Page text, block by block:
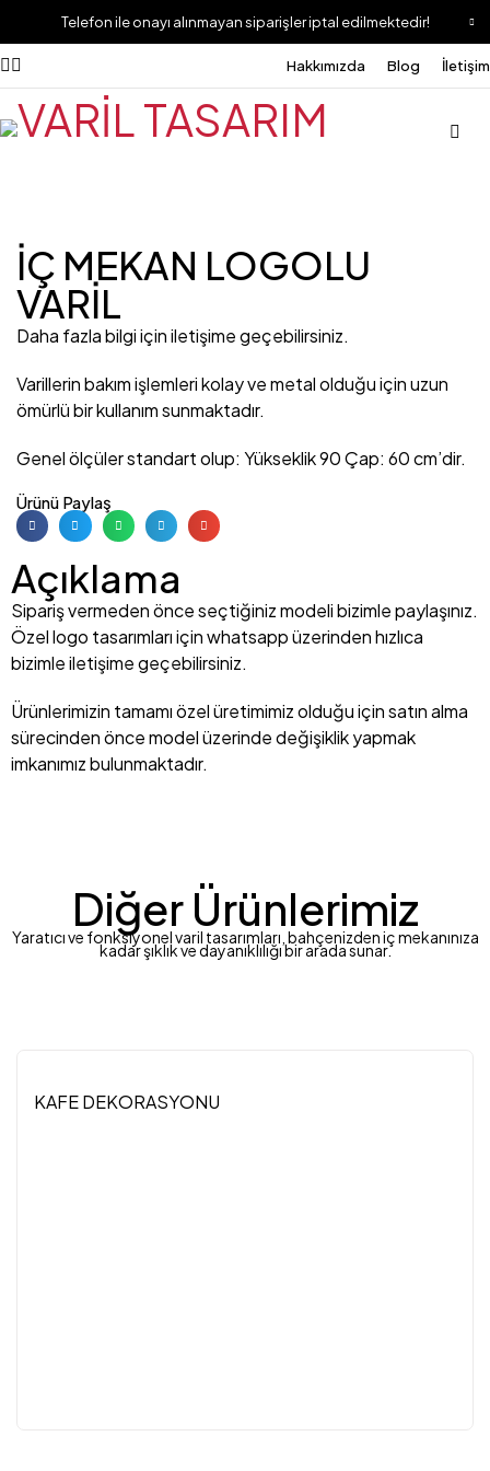
Telefon ile onayı alınmayan siparişler iptal edilmektedir!
Hakkımızda Blog İletişim
İÇ MEKAN LOGOLU
VARİL
Daha fazla bilgi için iletişime geçebilirsiniz.
Varillerin bakım işlemleri kolay ve metal olduğu için uzun
ömürlü bir kullanım sunmaktadır.
Genel ölçüler standart olup: Yükseklik 90 Çap: 60 cm’dir.
Ürünü Paylaş
Açıklama
Sipariş vermeden önce seçtiğiniz modeli bizimle paylaşınız.
Özel logo tasarımları için whatsapp üzerinden hızlıca
bizimle iletişime geçebilirsiniz.
Ürünlerimizin tamamı özel üretimimiz olduğu için satın alma
sürecinden önce model üzerinde değişiklik yapmak
imkanımız bulunmaktadır.
Diğer Ürünlerimiz
Yaratıcı ve fonksiyonel varil tasarımları, bahçenizden iç mekanınıza
kadar şıklık ve dayanıklılığı bir arada sunar.
KAFE DEKORASYONU